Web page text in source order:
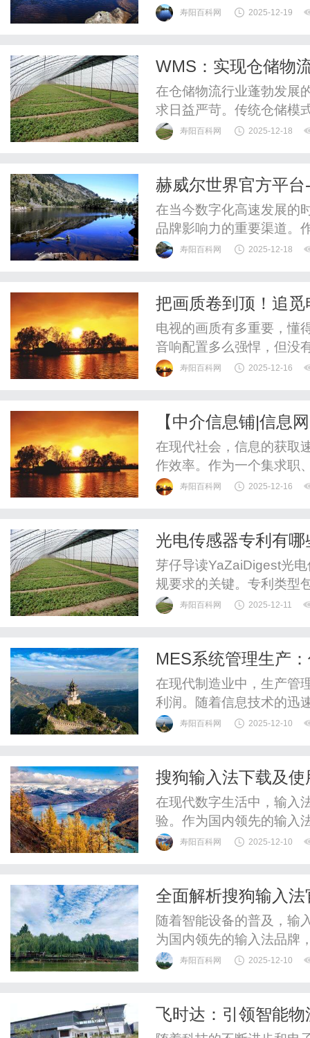
效的解决方案，以便优化
款专注于产品生命周期各
寿阳百科网 2025-12-19
WMS：实现仓储物
在仓储物流行业蓬勃发展
求日益严苛。传统仓储模
露出流程繁琐、信息滞后
化、精细化迈进。一、
寿阳百科网 2025-12-18
赫威尔世界官方平
品牌宣传解析
在当今数字化高速发展的
品牌影响力的重要渠道。
尔世界官方平台-
的优质商家，涵盖了服装
寿阳百科网 2025-12-18
把画质卷到顶！追
技术，就是这么强！
电视的画质有多重要，懂
音响配置多么强悍，但没
了。可以说，画质之于电
些，不仅要有超高的画
寿阳百科网 2025-12-16
【中介信息铺|信息
的最佳平台
在现代社会，信息的获取
作效率。作为一个集求职
综合性平台，【中介信息
了各行各业的职位空缺。
寿阳百科网 2025-12-16
光电传感器专利有
案？
芽仔导读YaZaiDigest光
规要求的关键。专利类型
微创新的实用新型专利和
实现体系化布局，并部署
寿阳百科网 2025-12-11
MES系统管理生产
在现代制造业中，生产管
利润。随着信息技术的迅
业管理生产活动的重要工
益。MES系统的定义与功
寿阳百科网 2025-12-10
搜狗输入法下载及使
在现代数字生活中，输入
验。作为国内领先的输入
智能的输入方式以及个性
法的下载非常方便。用户
寿阳百科网 2025-12-10
全面解析搜狗输入
随着智能设备的普及，输
为国内领先的输入法品牌
能，赢得了广大用户的喜
（https://
寿阳百科网 2025-12-10
飞时达：引领智能